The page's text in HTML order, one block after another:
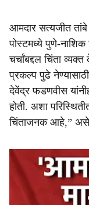
आमदार सत्यजीत तांबे
पोस्टमध्ये पुणे-नाशिक
चर्चांबद्दल चिंता
प्रकल्प पुढे
देवेंद्र फडणवीस
होती. अशा
चिंताजनक आहे,” असे